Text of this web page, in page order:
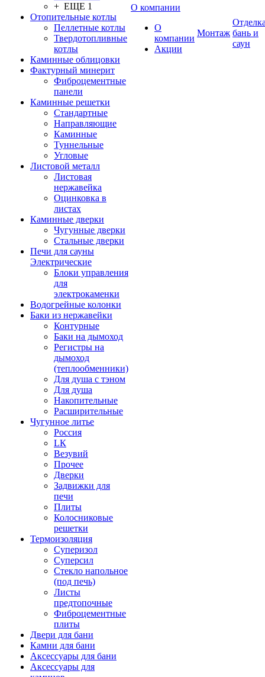
+ ЕЩЕ 1
Отопительные котлы
Пеллетные котлы
Твердотопливные
котлы
Каминные облицовки
Фактурный минерит
Фиброцементные
панели
Каминные решетки
Стандартные
Направляющие
Каминные
Туннельные
Угловые
Листовой металл
Листовая
нержавейка
Оцинковка в
листах
Каминные дверки
Чугунные дверки
Стальные дверки
Печи для сауны
Электрические
Блоки управления
для
электрокаменки
Водогрейные колонки
Баки из нержавейки
Контурные
Баки на дымоход
Регистры на
дымоход
(теплообменники)
Для душа с тэном
Для душа
Накопительные
Расширительные
Чугунное литье
Россия
LК
Везувий
Прочее
Дверки
Задвижки для
печи
Плиты
Колосниковые
решетки
Термоизоляция
Суперизол
Суперсил
Стекло напольное
(под печь)
Листы
предтопочные
Фиброцементные
плиты
Двери для бани
Камни для бани
Аксессуары для бани
Аксессуары для
О компании
О
компании
Акции
Монтаж бань и
саун